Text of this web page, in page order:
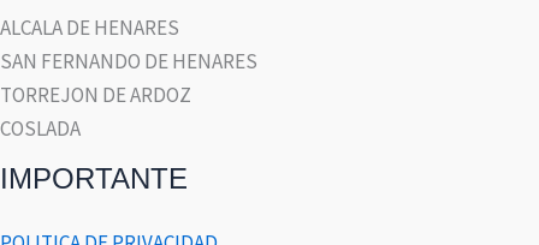
ALCALA DE HENARES
SAN FERNANDO DE HENARES
TORREJON DE ARDOZ
COSLADA
IMPORTANTE